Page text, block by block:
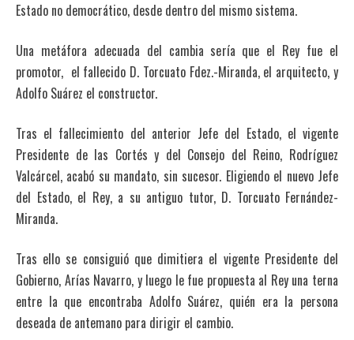
Estado no democrático, desde dentro del mismo sistema.
Una metáfora adecuada del cambia sería que el Rey fue el
promotor, el fallecido D. Torcuato Fdez.-Miranda, el arquitecto, y
Adolfo Suárez el constructor.
Tras el fallecimiento del anterior Jefe del Estado, el vigente
Presidente de las Cortés y del Consejo del Reino, Rodríguez
Valcárcel, acabó su mandato, sin sucesor. Eligiendo el nuevo Jefe
del Estado, el Rey, a su antiguo tutor, D. Torcuato Fernández-
Miranda.
Tras ello se consiguió que dimitiera el vigente Presidente del
Gobierno, Arías Navarro, y luego le fue propuesta al Rey una terna
entre la que encontraba Adolfo Suárez, quién era la persona
deseada de antemano para dirigir el cambio.